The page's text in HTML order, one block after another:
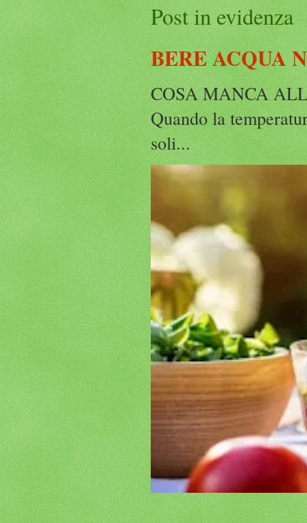
Post in evidenza
BERE ACQUA
COSA MANCA
Quando la
soli...